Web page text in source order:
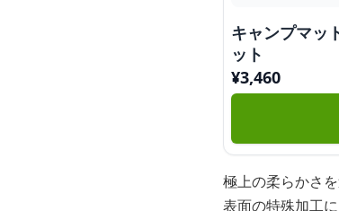
キャンプマッ
ット
¥3,460
極上の柔らかさ
表面の特殊加工